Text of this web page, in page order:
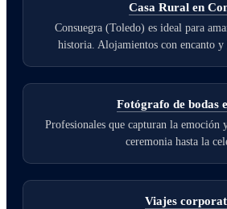
Casa Rural en
Consuegra (Toledo) es ideal para
historia. Alojamientos con encanto
Fotógrafo de bodas
Profesionales que capturan la emoción
ceremonia hasta la
Viajes